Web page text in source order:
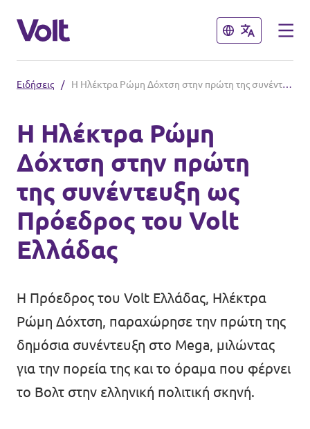
Κλείσιμο
Βολτ Κύπρου
Βολτ Γερμανίας
Βολτ Ολλανδίας
Βολτ Ισπανίας
Βόλτ Ηνωμένου Βασιλείου
Βολτ Πορτογαλίας
Κλείσιμο
Πολιτικές
Σχετικά με το Volt
Ειδήσεις
Εκδηλώσεις
Οι άνθρωποι του Βολτ
Ειδήσεις / Η Ηλέκτρα Ρώμη Δόχτση στην πρώτη της συνέντευξη ως Πρόεδρος του Volt Ελλάδας
Η Ηλέκτρα Ρώμη
Δόχτση στην πρώτη
της συνέντευξη ως
Πρόεδρος του Volt
Ελλάδας
Η Πρόεδρος του Volt Ελλάδας, Ηλέκτρα
Ρώμη Δόχτση, παραχώρησε την πρώτη της
δημόσια συνέντευξη στο Mega, μιλώντας
για την πορεία της και το όραμα που φέρνει
το Βολτ στην ελληνική πολιτική σκηνή.